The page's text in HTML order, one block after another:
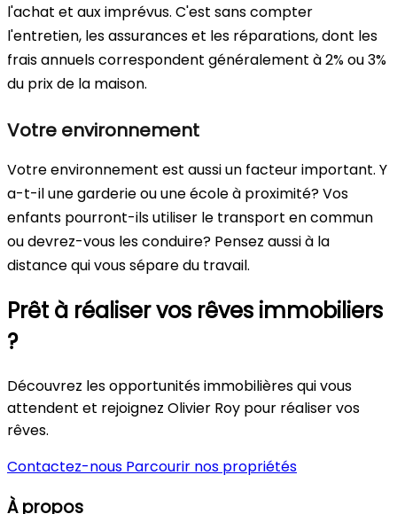
l'achat et aux imprévus. C'est sans compter
l'entretien, les assurances et les réparations, dont les
frais annuels correspondent généralement à 2% ou 3%
du prix de la maison.
Votre environnement
Votre environnement est aussi un facteur important. Y
a-t-il une garderie ou une école à proximité? Vos
enfants pourront-ils utiliser le transport en commun
ou devrez-vous les conduire? Pensez aussi à la
distance qui vous sépare du travail.
Prêt à réaliser vos rêves immobiliers
?
Découvrez les opportunités immobilières qui vous
attendent et rejoignez Olivier Roy pour réaliser vos
rêves.
Contactez-nous Parcourir nos propriétés
À propos